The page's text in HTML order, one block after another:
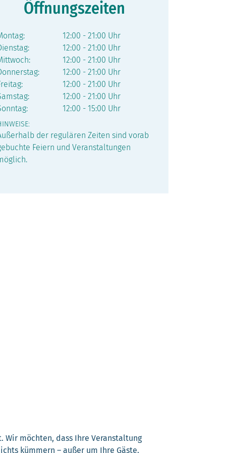
Öffnungszeiten
12:00 - 21:00 Uhr
12:00 - 21:00 Uhr
12:00 - 21:00 Uhr
12:00 - 21:00 Uhr
12:00 - 21:00 Uhr
12:00 - 21:00 Uhr
12:00 - 15:00 Uhr
der regulären Zeiten sind vorab
Feiern und Veranstaltungen
möchten, dass Ihre Veranstaltung
kümmern – außer um Ihre Gäste.